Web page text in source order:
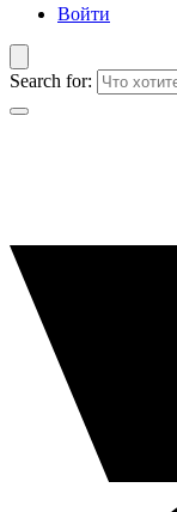
Войти
Search for: